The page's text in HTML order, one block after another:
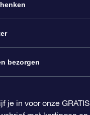
bezorgen
je in voor onze GRATIS